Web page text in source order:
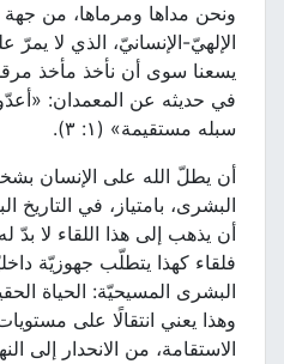
ونحن مداها ومرماها، من جهة
الإلهيّ-الإنسانيّ، الذي لا يمرّ
يسعنا سوى أن نأخذ مأخذ
في حديثه عن المعمدان:
سبله مستقيمة» (١: ٣).
أن يطلّ الله على الإنسان
البشرى، بامتياز، في التاريخ
أن يذهب إلى هذا اللقاء لا بدّ
فلقاء كهذا يتطلّب جهوزيّة
البشرى المسيحيّة: الحياة
وهذا يعني انتقالًا على
الاستقامة، من الانحدار إلى